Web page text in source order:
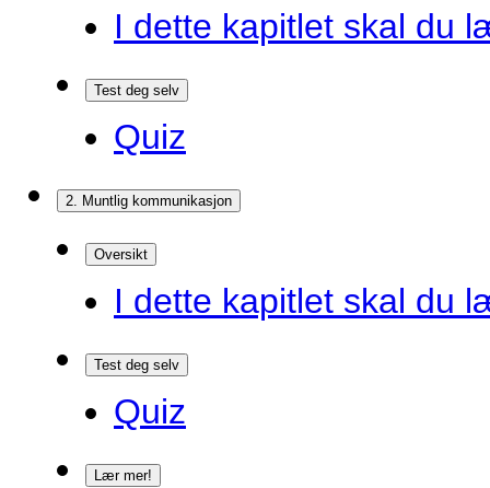
I dette kapitlet skal du
Test deg selv
Quiz
2. Muntlig kommunikasjon
Oversikt
I dette kapitlet skal du
Test deg selv
Quiz
Lær mer!